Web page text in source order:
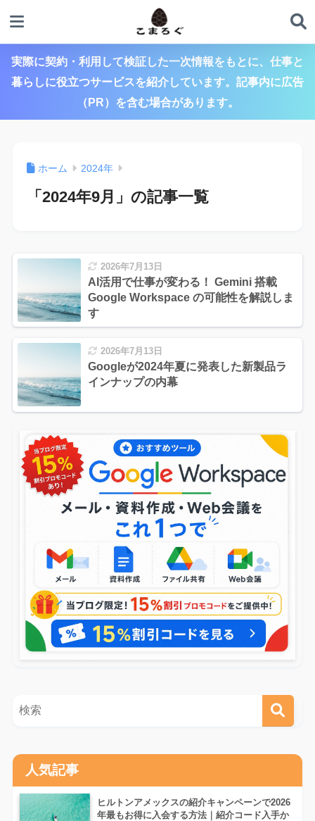
実際に契約・利用して検証した一次情報をもとに、仕事と
暮らしに役立つサービスを紹介しています。記事内に広告
（PR）を含む場合があります。
ホーム 2024年
「2024年9月」の記事一覧
2026年7月13日
AI活用で仕事が変わる！ Gemini 搭載
Google Workspace の可能性を解説しま
す
2026年7月13日
Googleが2024年夏に発表した新製品ラ
インナップの内幕
人気記事
ヒルトンアメックスの紹介キャンペーンで2026
年最もお得に入会する方法｜紹介コード入手か